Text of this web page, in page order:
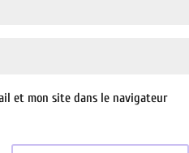
et mon site dans le navigateur